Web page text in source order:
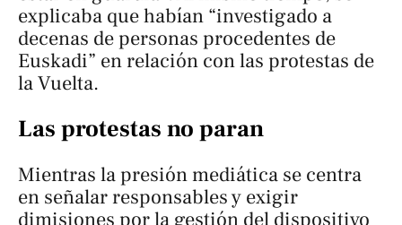
explicaba que habían “investigado a
decenas de personas procedentes de
Euskadi” en relación con las protestas de
la Vuelta.
Las protestas no paran
Mientras la presión mediática se centra
en señalar responsables y exigir
dimisiones por la gestión del dispositivo